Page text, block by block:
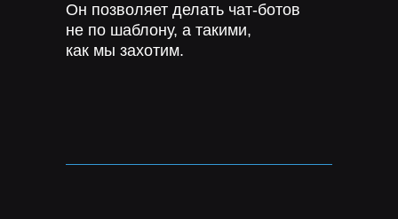
Он позволяет делать чат-ботов
не по шаблону, а такими,
как мы захотим.